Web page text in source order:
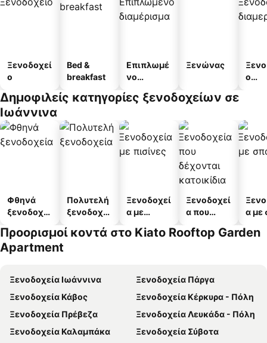
Ξενοδοχεί
ο
Bed &
breakfast
Επιπλωμέ
νο
α
Ξενώνας
ο
Δημοφιλείς κατηγορίες ξενοδοχείων σε
Ιωάννινα
Φθηνά
ξενοδοχεί
Πολυτελή
ξενοδοχεί
Ξενοδοχεί
α με
Ξενοδοχεί
α που
κατοικίδι
α με
Προορισμοί κοντά στο Kiato Rooftop Garden
Apartment
Ξενοδοχεία Ιωάννινα
Ξενοδοχεία Πάργα
Ξενοδοχεία Κάβος
Ξενοδοχεία Κέρκυρα - Πόλη
Ξενοδοχεία Πρέβεζα
Ξενοδοχεία Λευκάδα - Πόλη
Ξενοδοχεία Καλαμπάκα
Ξενοδοχεία Σύβοτα